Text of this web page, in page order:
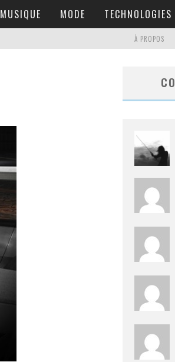
MUSIQUE MODE TECHNOLOGIES
À PROPOS